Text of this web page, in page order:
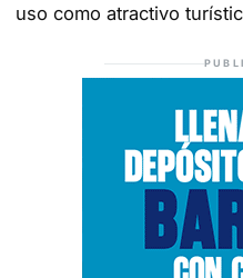
uso como atractivo